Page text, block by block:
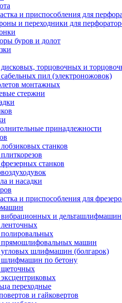
и приспособления для
и переходники для
буров и долот
торцовочных и
пил (электроножовок)
монтажных
стержни
принадлежности
станков
станков
и насадки
и приспособления для
и дельташлифмашин
прямошлифовальных машин
шлифмашин (болгарок)
шлифмашин по бетону
переходные
и гайковертов